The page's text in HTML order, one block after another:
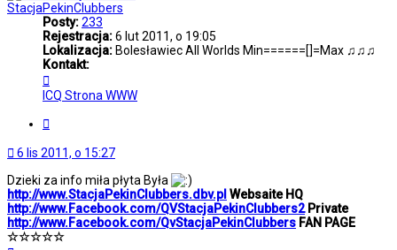
StacjaPekinClubbers
Posty:233
Rejestracja:6 lut 2011, o 19:05
Lokalizacja: Bolesławiec All Worlds Min======[]=Max ♫♫♫
Kontakt:
się
z
ICQ Strona WWW
6 lis 2011, o 15:27
Dzieki za info miła płyta Była
http://www.StacjaPekinClubbers.dbv.pl Websaite HQ
http://www.Facebook.com/QVStacjaPekinClubbers2Private
http://www.Facebook.com/QvStacjaPekinClubbers FAN PAGE
☆☆☆☆☆